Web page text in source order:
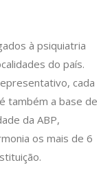
à psiquiatria
do país.
cada
também a base de
da ABP,
os mais de 6